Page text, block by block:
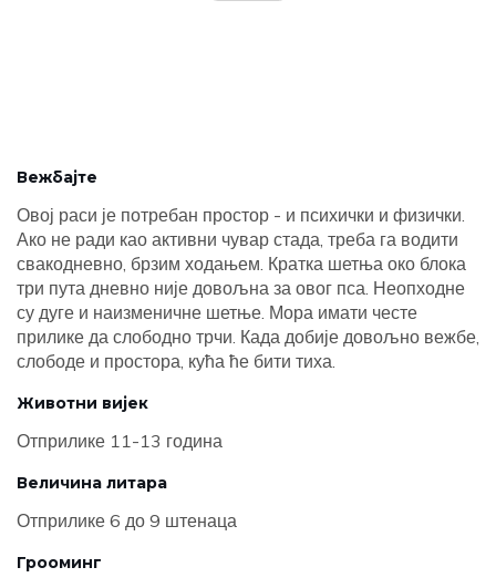
Вежбајте
Овој раси је потребан простор - и психички и физички.
Ако не ради као активни чувар стада, треба га водити
свакодневно, брзим ходањем. Кратка шетња око блока
три пута дневно није довољна за овог пса. Неопходне
су дуге и наизменичне шетње. Мора имати честе
прилике да слободно трчи. Када добије довољно вежбе,
слободе и простора, кућа ће бити тиха.
Животни вијек
Отприлике 11-13 година
Величина литара
Отприлике 6 до 9 штенаца
Грооминг